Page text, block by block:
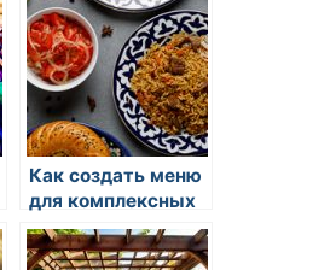
Как создать меню
для комплексных
праздников